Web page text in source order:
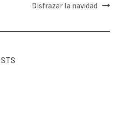
Disfrazar la navidad